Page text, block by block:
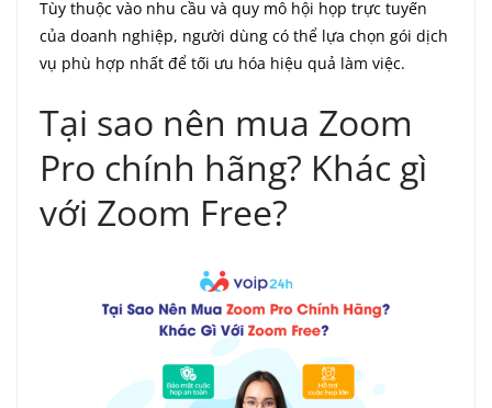
Tùy thuộc vào nhu cầu và quy mô hội họp trực tuyến
của doanh nghiệp, người dùng có thể lựa chọn gói dịch
vụ phù hợp nhất để tối ưu hóa hiệu quả làm việc.
Tại sao nên mua Zoom
Pro chính hãng? Khác gì
với Zoom Free?